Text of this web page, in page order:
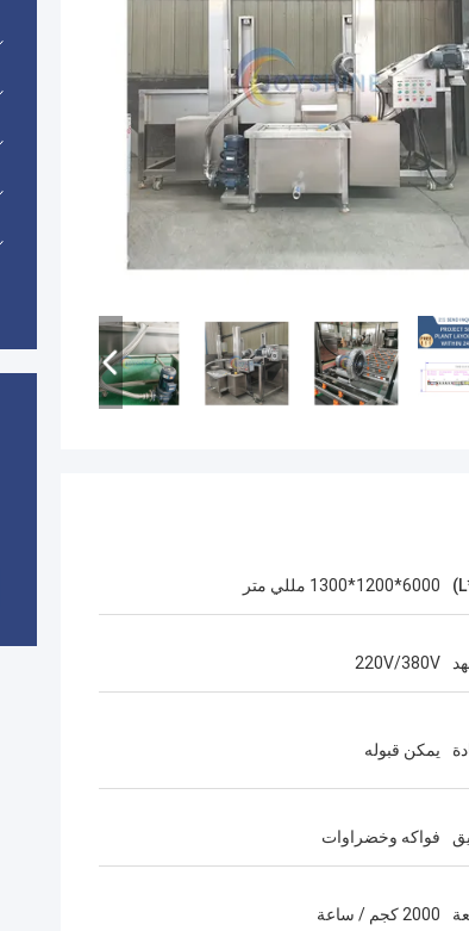
6000*1200*1300 مللي متر
220V/380V
يمكن قبوله
فواكه وخضراوات
2000 كجم / ساعة